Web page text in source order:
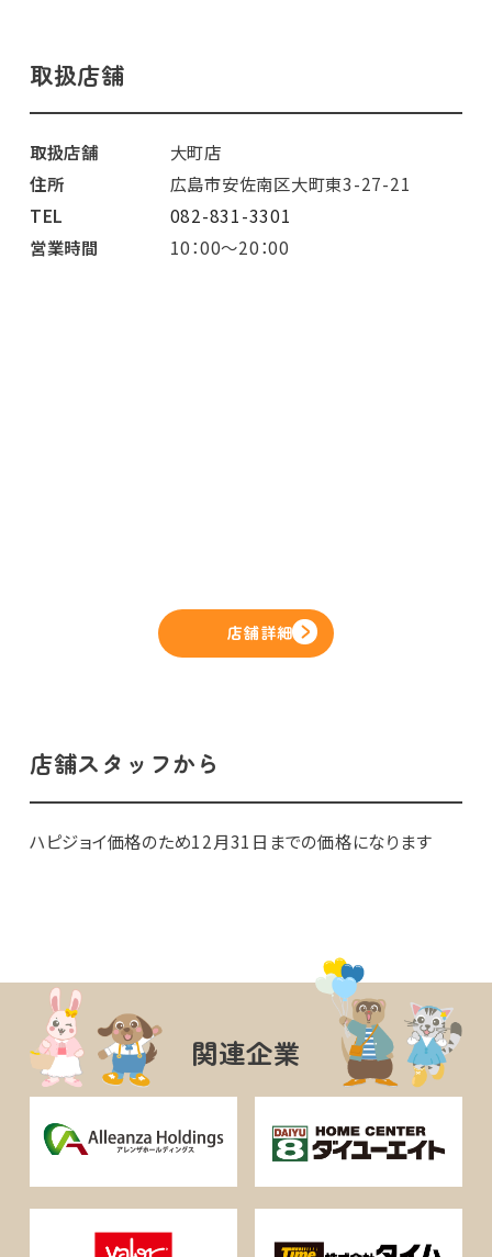
取扱店舗
取扱店舗
大町店
住所
広島市安佐南区大町東3-27-21
TEL
082-831-3301
営業時間
10：00～20：00
店舗詳細
店舗スタッフから
ハピジョイ価格のため12月31日までの価格になります
関連企業